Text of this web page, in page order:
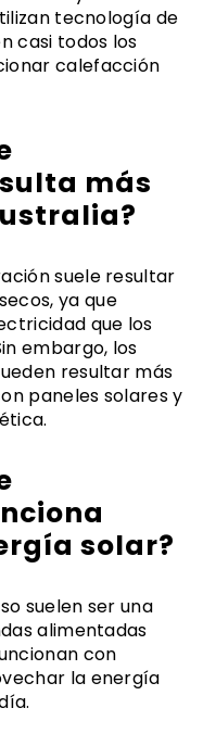
tecnología de
casi todos los
calefacción
más
suele resultar
ya que
que los
embargo, los
resultar más
paneles solares y
solar?
suelen ser una
alimentadas
con
la energía